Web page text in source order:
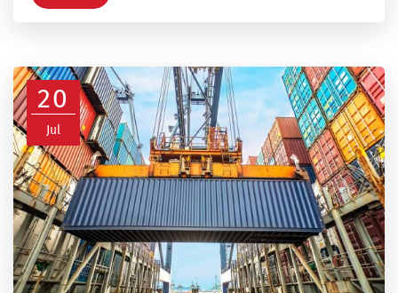
20
Jul